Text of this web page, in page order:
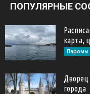
ПОПУЛЯРНЫЕ
карта,
Паромы
Дворец
города